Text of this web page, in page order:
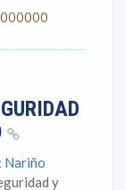
Nariño
y